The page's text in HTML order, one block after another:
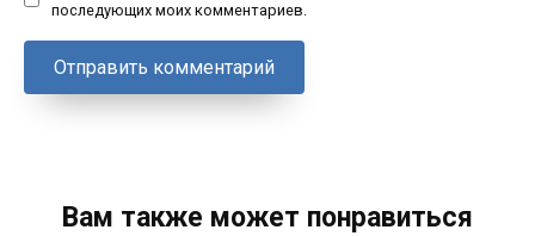
последующих моих комментариев.
Вам также может понравиться